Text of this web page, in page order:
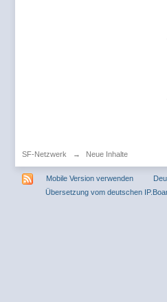
SF-Netzwerk → Neue Inhalte
Mobile Version verwenden
Übersetzung vom deutschen